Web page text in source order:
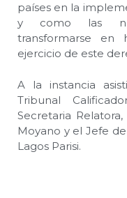
países en la
y como las
transformarse en
ejercicio de este
A la instancia
Tribunal
Secretaria
Moyano y el Jefe
Lagos Parisi.